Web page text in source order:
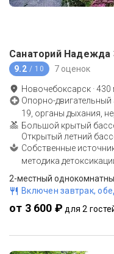
Санаторий Надежда
9.2 / 10 7 оценок
Новочебоксарск ·430
Опорно-
19, органы дыхания,
Большой крытый
Открытый летний
Собственные
методика
2-местный
Включен завтрак,
от 3 600 ₽ для 2